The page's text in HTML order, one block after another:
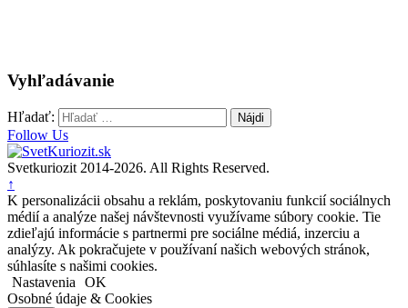
Vyhľadávanie
Hľadať:
Follow Us
Svetkuriozit 2014-2026. All Rights Reserved.
↑
K personalizácii obsahu a reklám, poskytovaniu funkcií sociálnych
médií a analýze našej návštevnosti využívame súbory cookie. Tie
zdieľajú informácie s partnermi pre sociálne médiá, inzerciu a
analýzy. Ak pokračujete v používaní našich webových stránok,
súhlasíte s našimi cookies.
Nastavenia
OK
Osobné údaje & Cookies